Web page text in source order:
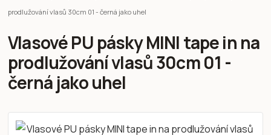
prodlužování vlasů 30cm 01 - černá jako uhel
Vlasové PU pásky MINI tape in na
prodlužování vlasů 30cm 01 -
černá jako uhel